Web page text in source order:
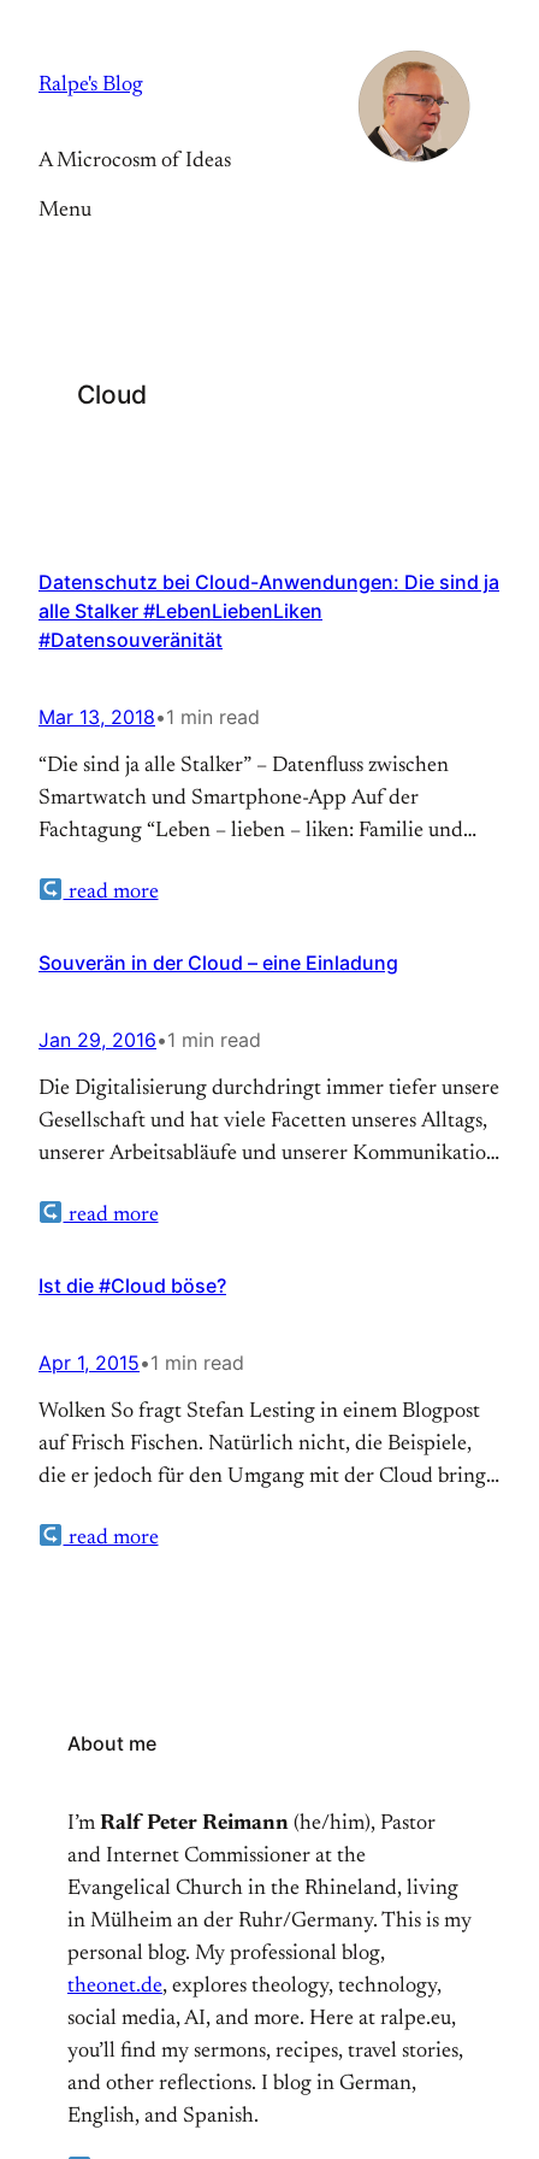
content
Ralpe's Blog
A Microcosm of Ideas
Menu
Cloud
Datenschutz bei Cloud-Anwendungen: Die sind ja
alle Stalker #LebenLiebenLiken
#Datensouveränität
Mar 13, 2018•1 min read
“Die sind ja alle Stalker” – Datenfluss zwischen
Smartwatch und Smartphone-App Auf der
Fachtagung “Leben – lieben – liken: Familie und
“Datenschutz und Datensouveränität”. Mir war
bevor ich beginne, Daten zu verarbeiten. (more…)
read more
Souverän in der Cloud – eine Einladung
Jan 29, 2016•1 min read
Die Digitalisierung durchdringt immer tiefer unsere
Gesellschaft und hat viele Facetten unseres Alltags,
unserer Arbeitsabläufe und unserer Kommunikation
Einrichtungen mit dem Digitalen Wandel um?Blogs
E-Mail- und Cloud-Dienste bieten für Kirche und
read more
Ist die #Cloud böse?
Apr 1, 2015•1 min read
Wolken So fragt Stefan Lesting in einem Blogpost
auf Frisch Fischen. Natürlich nicht, die Beispiele,
die er jedoch für den Umgang mit der Cloud bringt,
Datenspeichern im Netz tut/tun. Diese Skepsis
read more
About me
I’m Ralf Peter Reimann (he/him), Pastor
and Internet Commissioner at the
Evangelical Church in the Rhineland, living
in Mülheim an der Ruhr/Germany. This is my
personal blog. My professional blog,
theonet.de, explores theology, technology,
social media, AI, and more. Here at ralpe.eu,
you’ll find my sermons, recipes, travel stories,
and other reflections. I blog in German,
English, and Spanish.